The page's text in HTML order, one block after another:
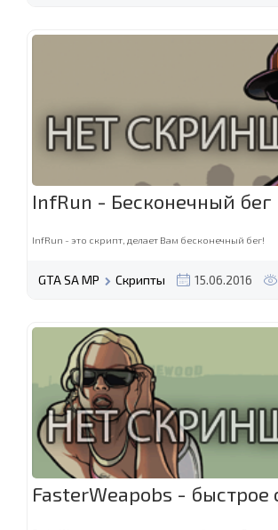
InfRun - Бесконечный бег
InfRun - это скрипт, делает Вам бесконечный бег!
GTA SA MP Скрипты 15.06.2016
FasterWeapobs - быстрое